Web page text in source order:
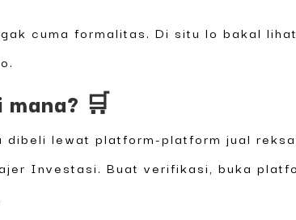
cuma formalitas. Di situ lo bakal
🛒
lewat platform-platform jual
Investasi. Buat verifikasi, buka